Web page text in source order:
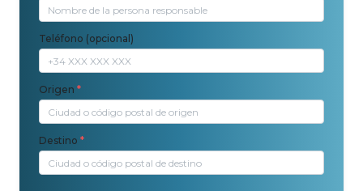
Teléfono (opcional)
Origen *
Destino *